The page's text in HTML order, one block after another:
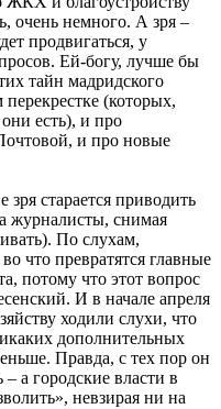
очень немного. А зря –
продвигаться, у
Ей-богу, лучше бы
тайн мадридского
(которых,
они есть), и про
и про новые
старается приводить
журналисты, снимая
По слухам,
что превратятся главные
потому что этот вопрос
И в начале апреля
ходили слухи, что
дополнительных
Правда, с тех пор он
а городские власти в
невзирая ни на